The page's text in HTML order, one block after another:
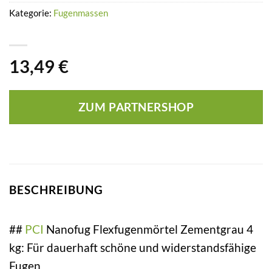
13,49 €
ZUM PARTNERSHOP
Kategorie: Fugenmassen
BESCHREIBUNG
## PCI Nanofug Flexfugenmörtel Zementgrau 4
kg: Für dauerhaft schöne und widerstandsfähige
Fugen